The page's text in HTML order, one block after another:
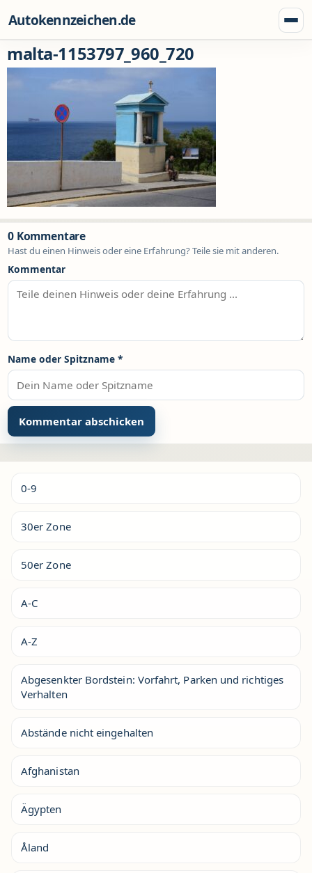
Autokennzeichen.de
malta-1153797_960_720
0 Kommentare
Hast du einen Hinweis oder eine Erfahrung? Teile sie mit anderen.
Kommentar
Name oder Spitzname *
0-9
30er Zone
50er Zone
A-C
A-Z
Abgesenkter Bordstein: Vorfahrt, Parken und richtiges
Verhalten
Abstände nicht eingehalten
Afghanistan
Ägypten
Åland